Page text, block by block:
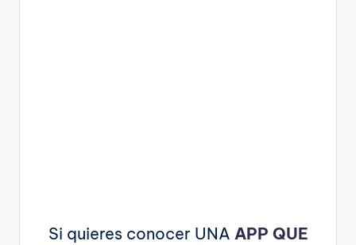
Si quieres conocer UNA APP QUE